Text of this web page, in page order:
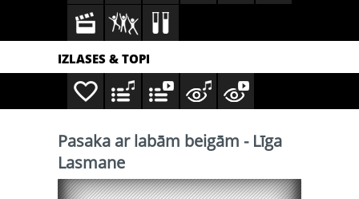
IZLASES & TOPI
Pasaka ar labām beigām - Līga
Lasmane